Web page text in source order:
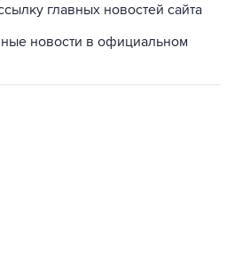
главных новостей сайта
новости в официальном